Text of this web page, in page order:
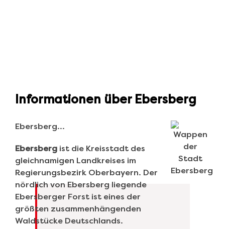
Informationen über Ebersberg
Ebersberg…
Ebersberg ist die Kreisstadt des
gleichnamigen Landkreises im
Regierungsbezirk Oberbayern. Der
nördlich von Ebersberg liegende
Ebersberger Forst ist eines der
größten zusammenhängenden
Waldstücke Deutschlands.